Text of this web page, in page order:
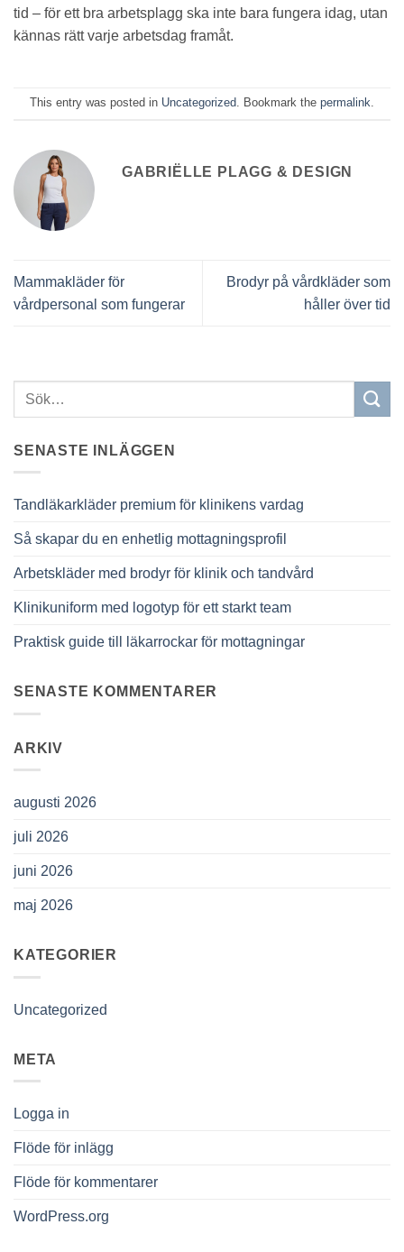
tid – för ett bra arbetsplagg ska inte bara fungera idag, utan
kännas rätt varje arbetsdag framåt.
This entry was posted in Uncategorized. Bookmark the permalink.
GABRIËLLE PLAGG & DESIGN
Mammakläder för
vårdpersonal som fungerar
Brodyr på vårdkläder som
håller över tid
SENASTE INLÄGGEN
Tandläkarkläder premium för klinikens vardag
Så skapar du en enhetlig mottagningsprofil
Arbetskläder med brodyr för klinik och tandvård
Klinikuniform med logotyp för ett starkt team
Praktisk guide till läkarrockar för mottagningar
SENASTE KOMMENTARER
ARKIV
augusti 2026
juli 2026
juni 2026
maj 2026
KATEGORIER
Uncategorized
META
Logga in
Flöde för inlägg
Flöde för kommentarer
WordPress.org